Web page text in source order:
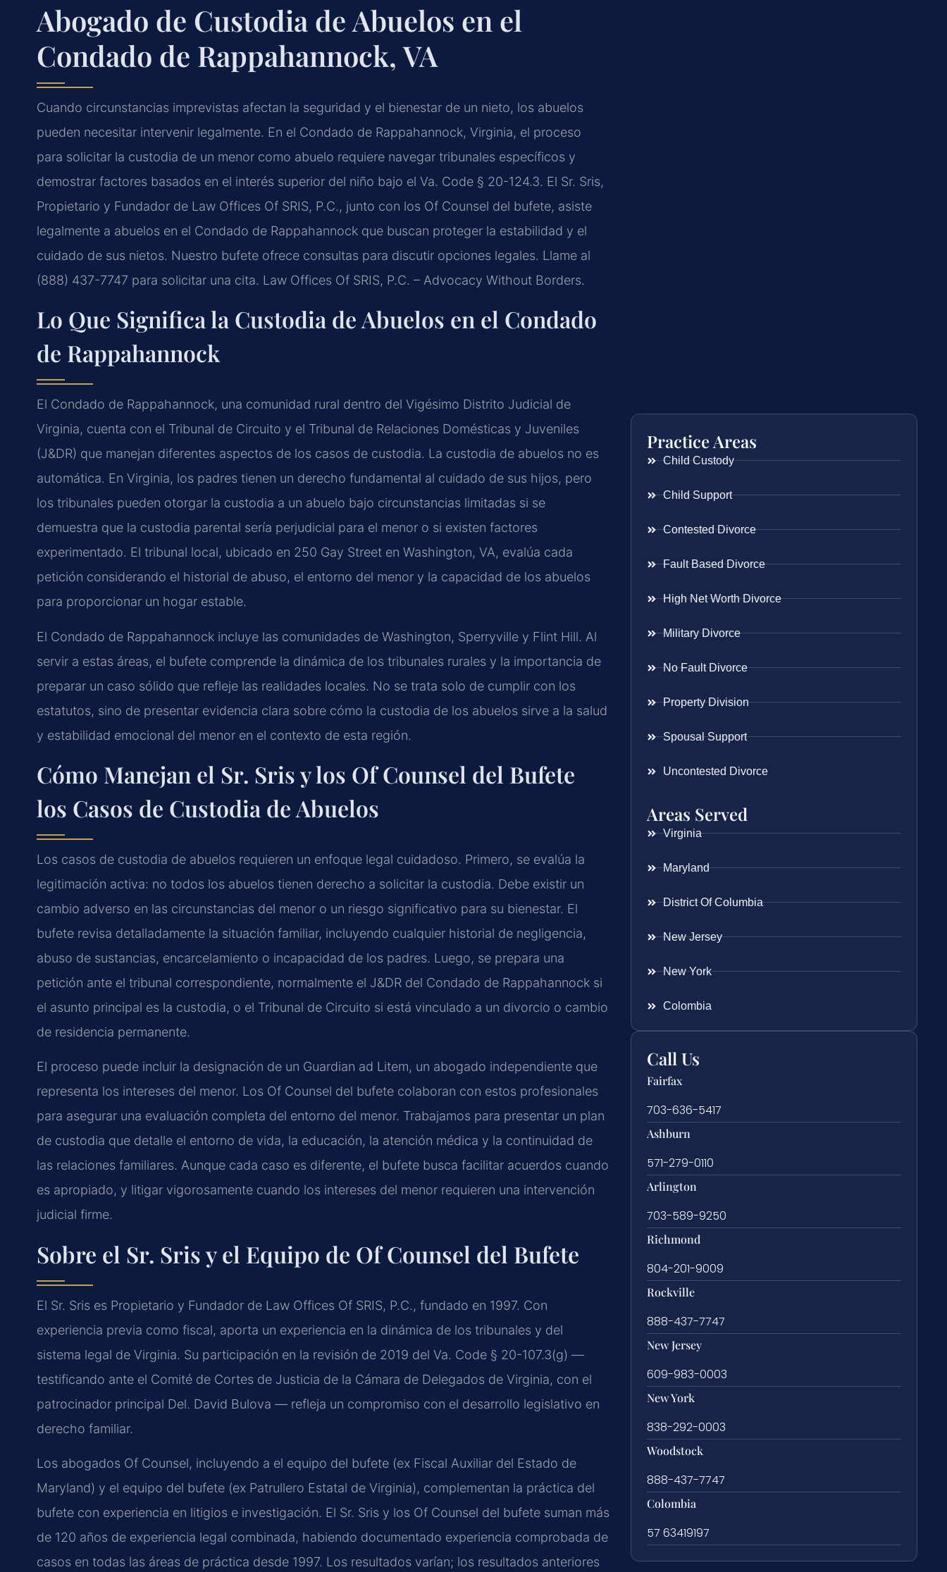
Abogado de Custodia de Abuelos en el
Condado de Rappahannock, VA
Cuando circunstancias imprevistas afectan la seguridad y el bienestar de un nieto, los abuelos
pueden necesitar intervenir legalmente. En el Condado de Rappahannock, Virginia, el proceso
para solicitar la custodia de un menor como abuelo requiere navegar tribunales específicos y
demostrar factores basados en el interés superior del niño bajo el Va. Code § 20-124.3. El Sr. Sris,
Propietario y Fundador de Law Offices Of SRIS, P.C., junto con los Of Counsel del bufete, asiste
legalmente a abuelos en el Condado de Rappahannock que buscan proteger la estabilidad y el
cuidado de sus nietos. Nuestro bufete ofrece consultas para discutir opciones legales. Llame al
(888) 437-7747 para solicitar una cita. Law Offices Of SRIS, P.C. – Advocacy Without Borders.
Lo Que Significa la Custodia de Abuelos en el Condado
de Rappahannock
El Condado de Rappahannock, una comunidad rural dentro del Vigésimo Distrito Judicial de
Virginia, cuenta con el Tribunal de Circuito y el Tribunal de Relaciones Domésticas y Juveniles
(J&DR) que manejan diferentes aspectos de los casos de custodia. La custodia de abuelos no es
automática. En Virginia, los padres tienen un derecho fundamental al cuidado de sus hijos, pero
los tribunales pueden otorgar la custodia a un abuelo bajo circunstancias limitadas si se
demuestra que la custodia parental sería perjudicial para el menor o si existen factores
experimentado. El tribunal local, ubicado en 250 Gay Street en Washington, VA, evalúa cada
petición considerando el historial de abuso, el entorno del menor y la capacidad de los abuelos
para proporcionar un hogar estable.
El Condado de Rappahannock incluye las comunidades de Washington, Sperryville y Flint Hill. Al
servir a estas áreas, el bufete comprende la dinámica de los tribunales rurales y la importancia de
preparar un caso sólido que refleje las realidades locales. No se trata solo de cumplir con los
estatutos, sino de presentar evidencia clara sobre cómo la custodia de los abuelos sirve a la salud
y estabilidad emocional del menor en el contexto de esta región.
Cómo Manejan el Sr. Sris y los Of Counsel del Bufete
los Casos de Custodia de Abuelos
Los casos de custodia de abuelos requieren un enfoque legal cuidadoso. Primero, se evalúa la
legitimación activa: no todos los abuelos tienen derecho a solicitar la custodia. Debe existir un
cambio adverso en las circunstancias del menor o un riesgo significativo para su bienestar. El
bufete revisa detalladamente la situación familiar, incluyendo cualquier historial de negligencia,
abuso de sustancias, encarcelamiento o incapacidad de los padres. Luego, se prepara una
petición ante el tribunal correspondiente, normalmente el J&DR del Condado de Rappahannock si
el asunto principal es la custodia, o el Tribunal de Circuito si está vinculado a un divorcio o cambio
de residencia permanente.
El proceso puede incluir la designación de un Guardian ad Litem, un abogado independiente que
representa los intereses del menor. Los Of Counsel del bufete colaboran con estos profesionales
para asegurar una evaluación completa del entorno del menor. Trabajamos para presentar un plan
de custodia que detalle el entorno de vida, la educación, la atención médica y la continuidad de
las relaciones familiares. Aunque cada caso es diferente, el bufete busca facilitar acuerdos cuando
es apropiado, y litigar vigorosamente cuando los intereses del menor requieren una intervención
judicial firme.
Sobre el Sr. Sris y el Equipo de Of Counsel del Bufete
El Sr. Sris es Propietario y Fundador de Law Offices Of SRIS, P.C., fundado en 1997. Con
experiencia previa como fiscal, aporta un experiencia en la dinámica de los tribunales y del
sistema legal de Virginia. Su participación en la revisión de 2019 del Va. Code § 20-107.3(g) —
testificando ante el Comité de Cortes de Justicia de la Cámara de Delegados de Virginia, con el
patrocinador principal Del. David Bulova — refleja un compromiso con el desarrollo legislativo en
derecho familiar.
Los abogados Of Counsel, incluyendo a el equipo del bufete (ex Fiscal Auxiliar del Estado de
Maryland) y el equipo del bufete (ex Patrullero Estatal de Virginia), complementan la práctica del
bufete con experiencia en litigios e investigación. El Sr. Sris y los Of Counsel del bufete suman más
de 120 años de experiencia legal combinada, habiendo documentado experiencia comprobada de
casos en todas las áreas de práctica desde 1997. Los resultados varían; los resultados anteriores
Practice Areas
Child Custody
Child Support
Contested Divorce
Fault Based Divorce
High Net Worth Divorce
Military Divorce
No Fault Divorce
Property Division
Spousal Support
Uncontested Divorce
Areas Served
Virginia
Maryland
District Of Columbia
New Jersey
New York
Colombia
Call Us
Fairfax
703-636-5417
Ashburn
571-279-0110
Arlington
703-589-9250
Richmond
804-201-9009
Rockville
888-437-7747
New Jersey
609-983-0003
New York
838-292-0003
Woodstock
888-437-7747
Colombia
57 63419197